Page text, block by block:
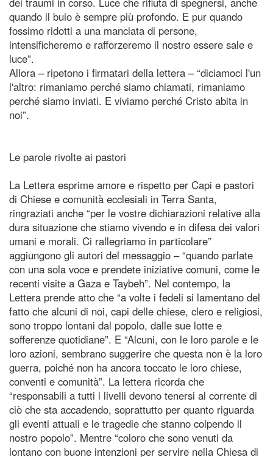
quando il buio è sempre più profondo. E pur quando
fossimo ridotti a una manciata di persone,
intensificheremo e rafforzeremo il nostro essere sale e
luce”.
Allora – ripetono i firmatari della lettera – “diciamoci l'un
l'altro: rimaniamo perché siamo chiamati, rimaniamo
perché siamo inviati. E viviamo perché Cristo abita in
noi”.
Le parole rivolte ai pastori
La Lettera esprime amore e rispetto per Capi e pastori
di Chiese e comunità ecclesiali in Terra Santa,
ringraziati anche “per le vostre dichiarazioni relative alla
dura situazione che stiamo vivendo e in difesa dei valori
umani e morali. Ci rallegriamo in particolare”
aggiungono gli autori del messaggio – “quando parlate
con una sola voce e prendete iniziative comuni, come le
recenti visite a Gaza e Taybeh”. Nel contempo, la
Lettera prende atto che “a volte i fedeli si lamentano del
fatto che alcuni di noi, capi delle chiese, clero e religiosi,
sono troppo lontani dal popolo, dalle sue lotte e
sofferenze quotidiane”. E “Alcuni, con le loro parole e le
loro azioni, sembrano suggerire che questa non è la loro
guerra, poiché non ha ancora toccato le loro chiese,
conventi e comunità”. La lettera ricorda che
“responsabili a tutti i livelli devono tenersi al corrente di
ciò che sta accadendo, soprattutto per quanto riguarda
gli eventi attuali e le tragedie che stanno colpendo il
nostro popolo”. Mentre “coloro che sono venuti da
lontano con buone intenzioni per servire nella Chiesa di